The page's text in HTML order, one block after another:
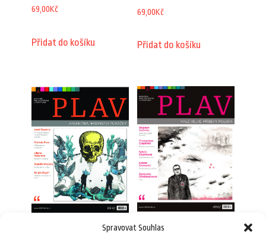
Spravovat Souhlas
69,00Kč
Přidat do košíku
69,00Kč
Přidat do košíku
Plav 3/2010